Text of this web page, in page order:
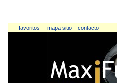
- favoritos - mapa sitio - contacto -